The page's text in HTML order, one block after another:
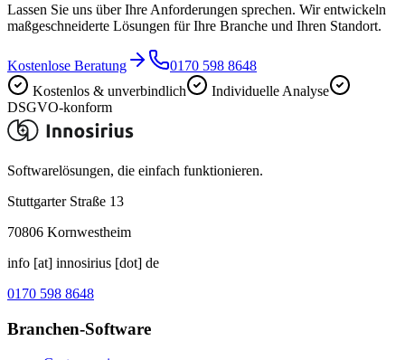
Lassen Sie uns über Ihre Anforderungen sprechen. Wir entwickeln
maßgeschneiderte Lösungen für Ihre Branche und Ihren Standort.
Kostenlose Beratung
0170 598 8648
Kostenlos & unverbindlich
Individuelle Analyse
DSGVO-konform
Softwarelösungen, die einfach funktionieren.
Stuttgarter Straße 13
70806 Kornwestheim
info [at] innosirius [dot] de
0170 598 8648
Branchen-Software